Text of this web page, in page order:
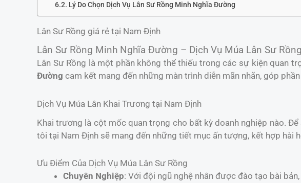
Lý Do Chọn Dịch Vụ Lân Sư Rồng Minh Nghĩa Đường
Lân Sư Rồng giá rẻ tại Nam Định
Lân Sư Rồng Minh Nghĩa Đường – Dịch Vụ Múa Lân Sư
Lân Sư Rồng là một phần không thể thiếu trong các sự kiện quan
Đường cam kết mang đến những màn trình diễn mãn nhãn, góp
Dịch Vụ Múa Lân Khai Trương tại Nam Định
Khai trương là cột mốc quan trọng cho bất kỳ doanh nghiệp nào.
tôi tại Nam Định sẽ mang đến những tiết mục ấn tượng, kết hợp hài
Ưu Điểm Của Dịch Vụ Múa Lân Sư Rồng
Chuyên Nghiệp: Với đội ngũ nghệ nhân được đào tạo bài